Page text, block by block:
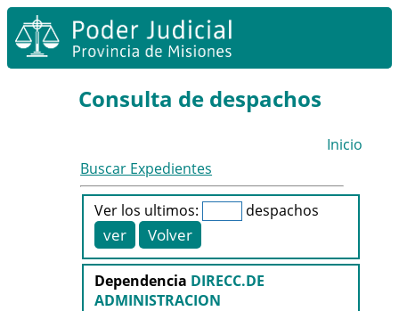
Consulta de despachos
Inicio
Buscar Expedientes
Ver los ultimos: despachos
Dependencia DIRECC.DE
ADMINISTRACION